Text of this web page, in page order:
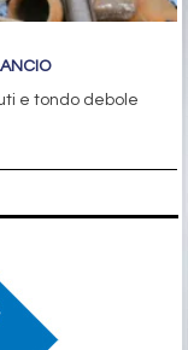
e tondo debole